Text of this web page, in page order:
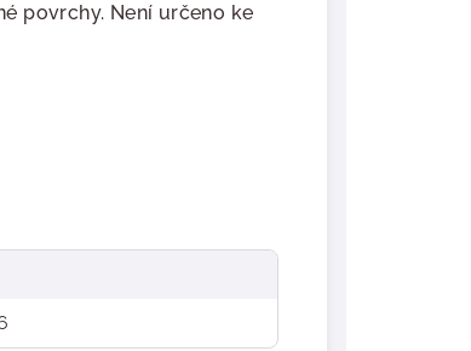
povrchy. Není určeno ke